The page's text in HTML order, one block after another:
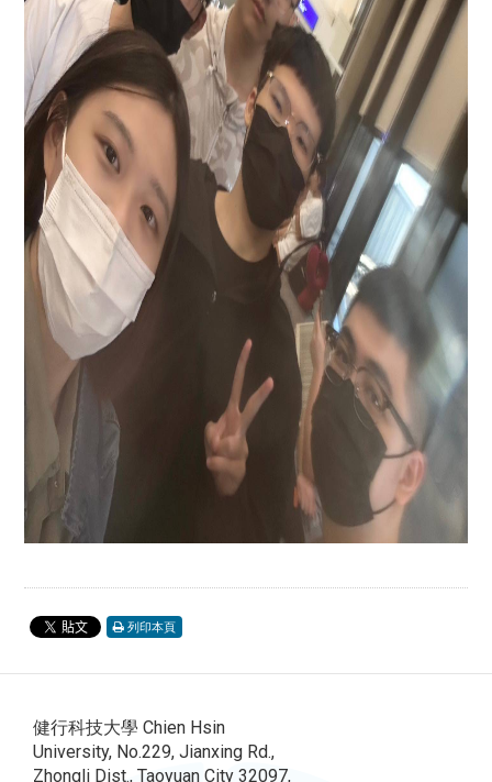
列印本頁
健行科技大學 Chien Hsin
University, No.229, Jianxing Rd.,
Zhongli Dist., Taoyuan City 32097,